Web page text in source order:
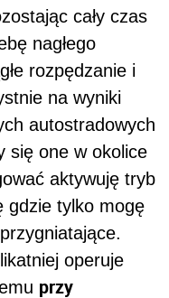
cały czas
nagłego
rozpędzanie i
na wyniki
autostradowych
się one w okolice
aktywuję tryb
gdzie tylko mogę
operuje
przy